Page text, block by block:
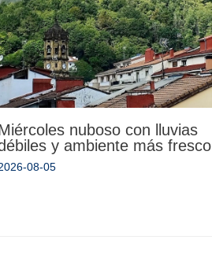
nuboso con lluvias
y ambiente más fresco
08-05